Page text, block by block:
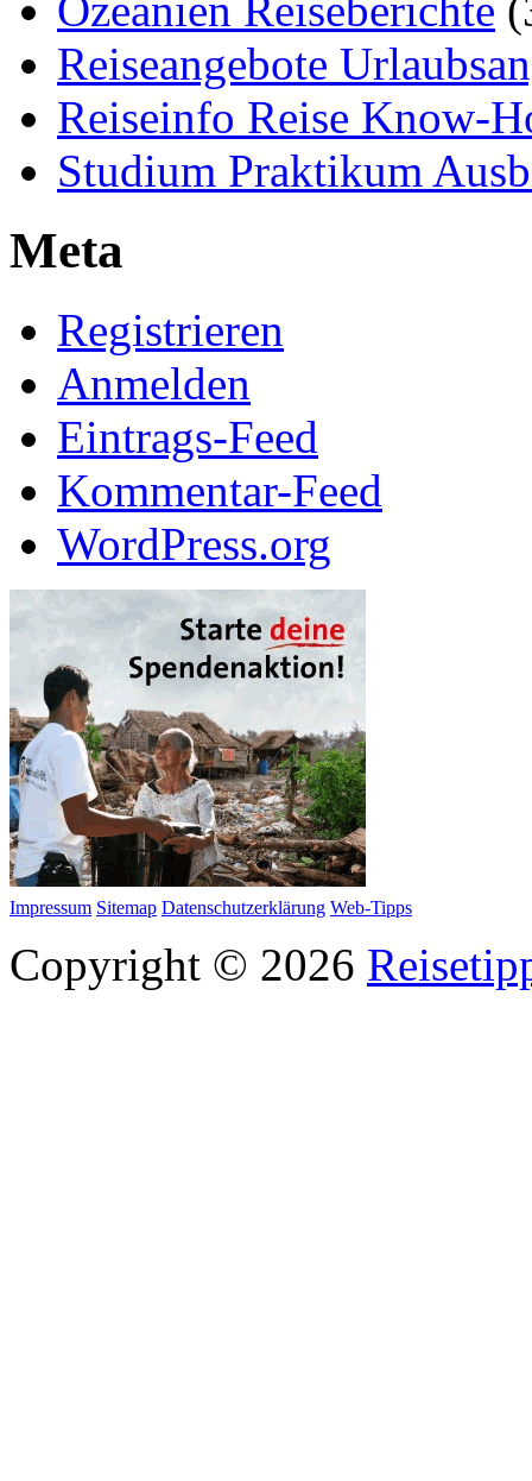
Reiseangebote
Reiseinfo Reise Know-
Studium Praktikum
Meta
Registrieren
Anmelden
Eintrags-Feed
Kommentar-Feed
WordPress.org
Impressum Sitemap Datenschutzerklärung Web-Tipps
Copyright © 2026